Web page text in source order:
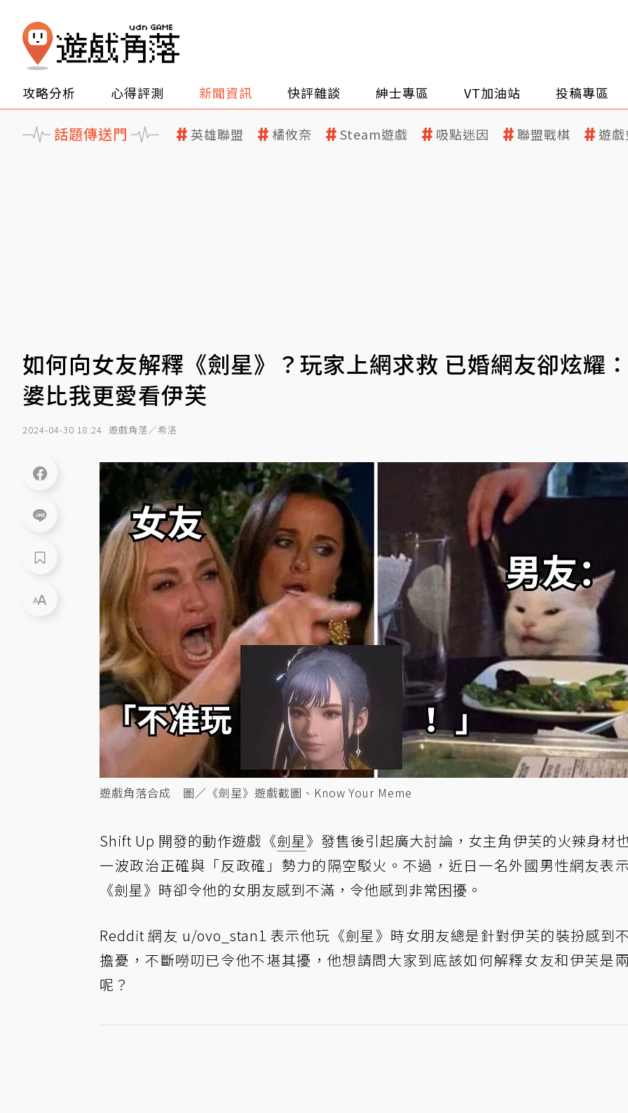
攻略分析 心得評測 新聞資訊 快評雜談 紳士專區 VT加油站 投稿專區
話題傳送門 英雄聯盟 橘攸奈 Steam遊戲 吸點迷因 聯盟戰棋 遊
如何向女友解釋《劍星》？玩家上網求救 已婚網友卻炫耀
婆比我更愛看伊芙
2024-04-30 18:24 遊戲角落／希洛
遊戲角落合成 圖／《劍星》遊戲截圖、Know Your Meme
Shift Up 開發的動作遊戲《劍星》發售後引起廣大討論，女主角伊芙的火辣身材
一波政治正確與「反政確」勢力的隔空駁火。不過，近日一名外國男性網友表
《劍星》時卻令他的女朋友感到不滿，令他感到非常困擾。
Reddit 網友 u/ovo_stan1 表示他玩《劍星》時女朋友總是針對伊芙的裝扮感到
擔憂，不斷嘮叨已令他不堪其擾，他想請問大家到底該如何解釋女友和伊芙是
呢？